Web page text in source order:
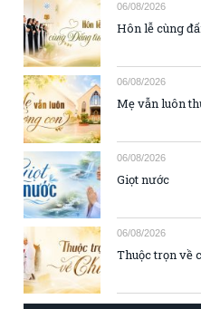
06/08/2026
Hôn lễ cùng
06/08/2026
Mẹ vẫn luôn
06/08/2026
Giọt nước
06/08/2026
Thuộc trọn về